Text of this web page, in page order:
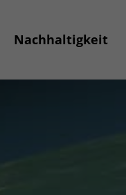
Nachhaltigkeit